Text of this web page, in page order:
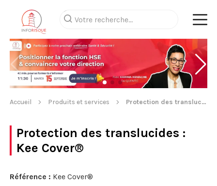
Accueil Produits et services Protection des translucides
Protection des translucides :
Kee Cover®
Référence : Kee Cover®